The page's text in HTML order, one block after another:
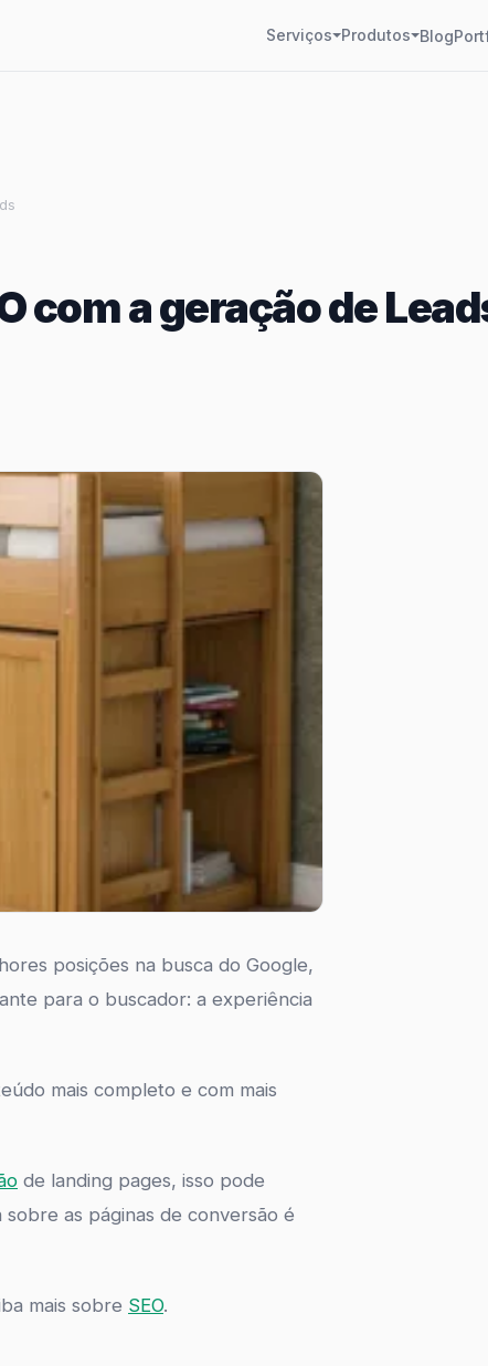
Serviços Produtos Blog
com a geração de
posições na busca do Google,
para o buscador: a experiência
mais completo e com mais
de landing pages, isso pode
as páginas de conversão é
mais sobre SEO.